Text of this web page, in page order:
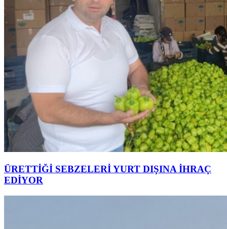
ÜRETTİĞİ SEBZELERİ YURT DIŞINA İHRAÇ
EDİYOR